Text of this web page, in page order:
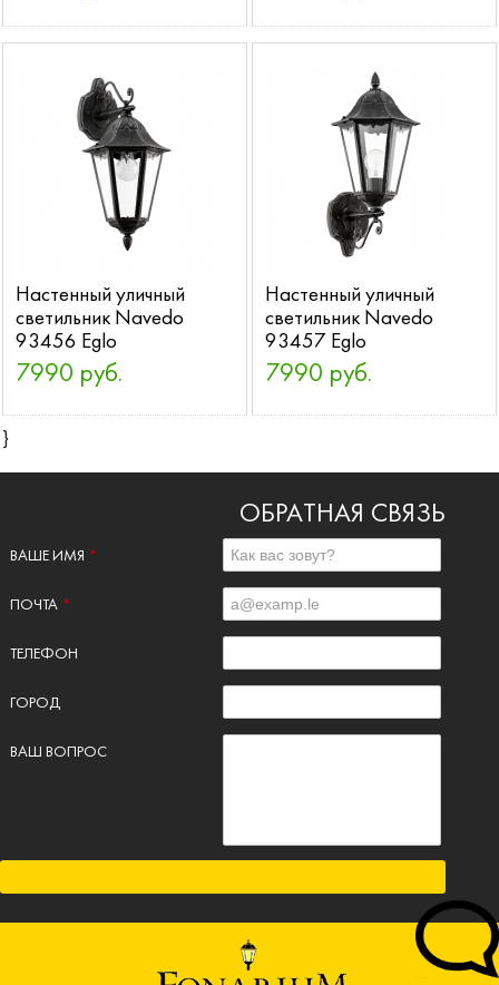
Настенный уличный
светильник Navedo
93456 Eglo
7990 руб.
Настенный уличный
светильник Navedo
93457 Eglo
7990 руб.
}
ОБРАТНАЯ СВЯЗЬ
ВАШЕ ИМЯ *
ПОЧТА *
ТЕЛЕФОН
ГОРОД
ВАШ ВОПРОС